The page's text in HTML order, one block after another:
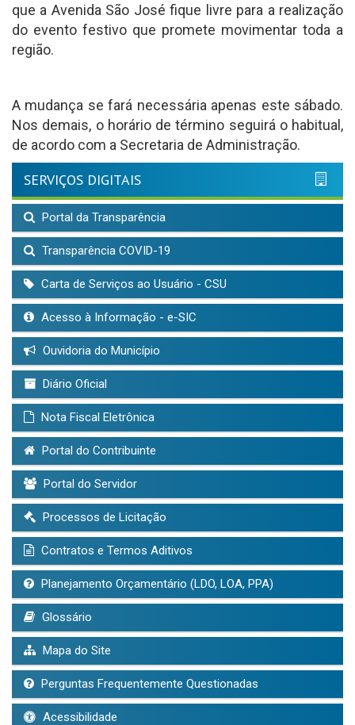
que a Avenida São José fique livre para a realização
do evento festivo que promete movimentar toda a
região.
A mudança se fará necessária apenas este sábado.
Nos demais, o horário de término seguirá o habitual,
de acordo com a Secretaria de Administração.
SERVIÇOS DIGITAIS
Portal da Transparência
Transparência COVID-19
Carta de Serviços ao Usuário - CSU
Acesso à Informação - e-SIC
Ouvidoria do Município
Diário Oficial
Nota Fiscal Eletrônica
Portal do Contribuinte
Portal do Servidor
Processos de Licitação
Contratos e Termos Aditivos
Planejamento Orçamentário (LDO, LOA, PPA)
Glossário
Mapa do Site
Perguntas Frequentemente Questionadas
Acessibilidade